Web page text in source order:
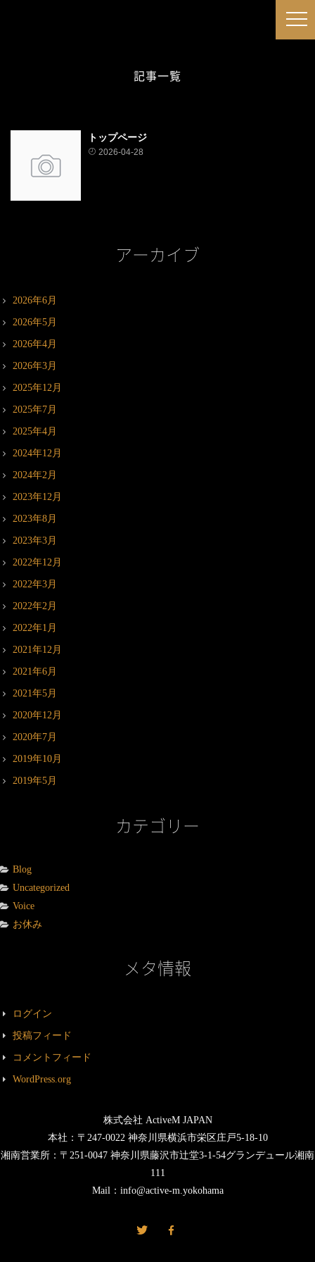
記事一覧
トップページ
2026-04-28
アーカイブ
2026年6月
2026年5月
2026年4月
2026年3月
2025年12月
2025年7月
2025年4月
2024年12月
2024年2月
2023年12月
2023年8月
2023年3月
2022年12月
2022年3月
2022年2月
2022年1月
2021年12月
2021年6月
2021年5月
2020年12月
2020年7月
2019年10月
2019年5月
カテゴリー
Blog
Uncategorized
Voice
お休み
メタ情報
ログイン
投稿フィード
コメントフィード
WordPress.org
株式会社 ActiveM JAPAN
本社：〒247-0022 神奈川県横浜市栄区庄戸5-18-10
湘南営業所：〒251-0047 神奈川県藤沢市辻堂3-1-54グランデュール湘南
111
Mail：info@active-m.yokohama